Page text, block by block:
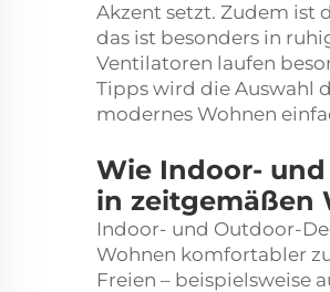
Akzent setzt. Zudem ist
das ist besonders in
Ventilatoren laufen
Tipps wird die Auswahl
modernes Wohnen
Wie Indoor-
in zeitgemäßen
Indoor- und Outdoor-
Wohnen komfortabler
Freien – beispielsweise